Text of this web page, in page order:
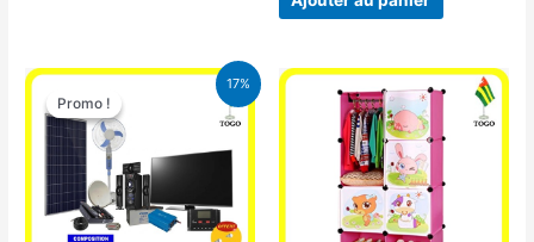
17%
Promo !
Promo !
Le
initial
était :
430.000 CFA.
Le
prix
actuel
355.000 CFA.